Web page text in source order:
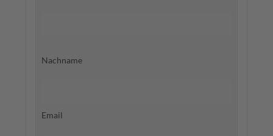
Nachname
Email